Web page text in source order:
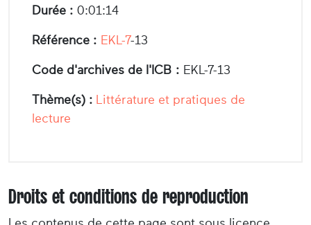
Durée : 0:01:14
Référence : EKL-7-13
Code d'archives de l'ICB : EKL-7-13
Thème(s) : Littérature et pratiques de
lecture
Droits et conditions de reproduction